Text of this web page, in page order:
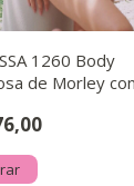
1260 Body
de Morley con